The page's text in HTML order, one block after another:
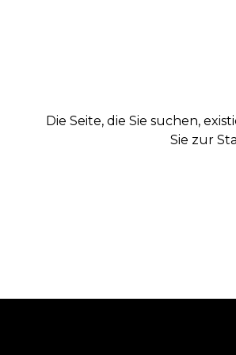
Die Seite, die Sie suchen,
Sie zur